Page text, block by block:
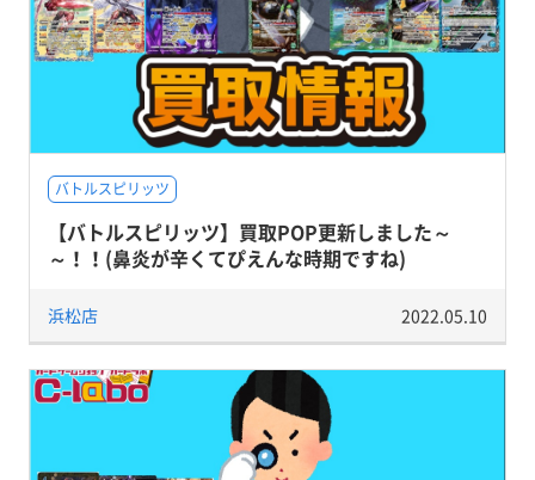
バトルスピリッツ
【バトルスピリッツ】買取POP更新しました～
～！！(鼻炎が辛くてぴえんな時期ですね)
浜松店 2022.05.10